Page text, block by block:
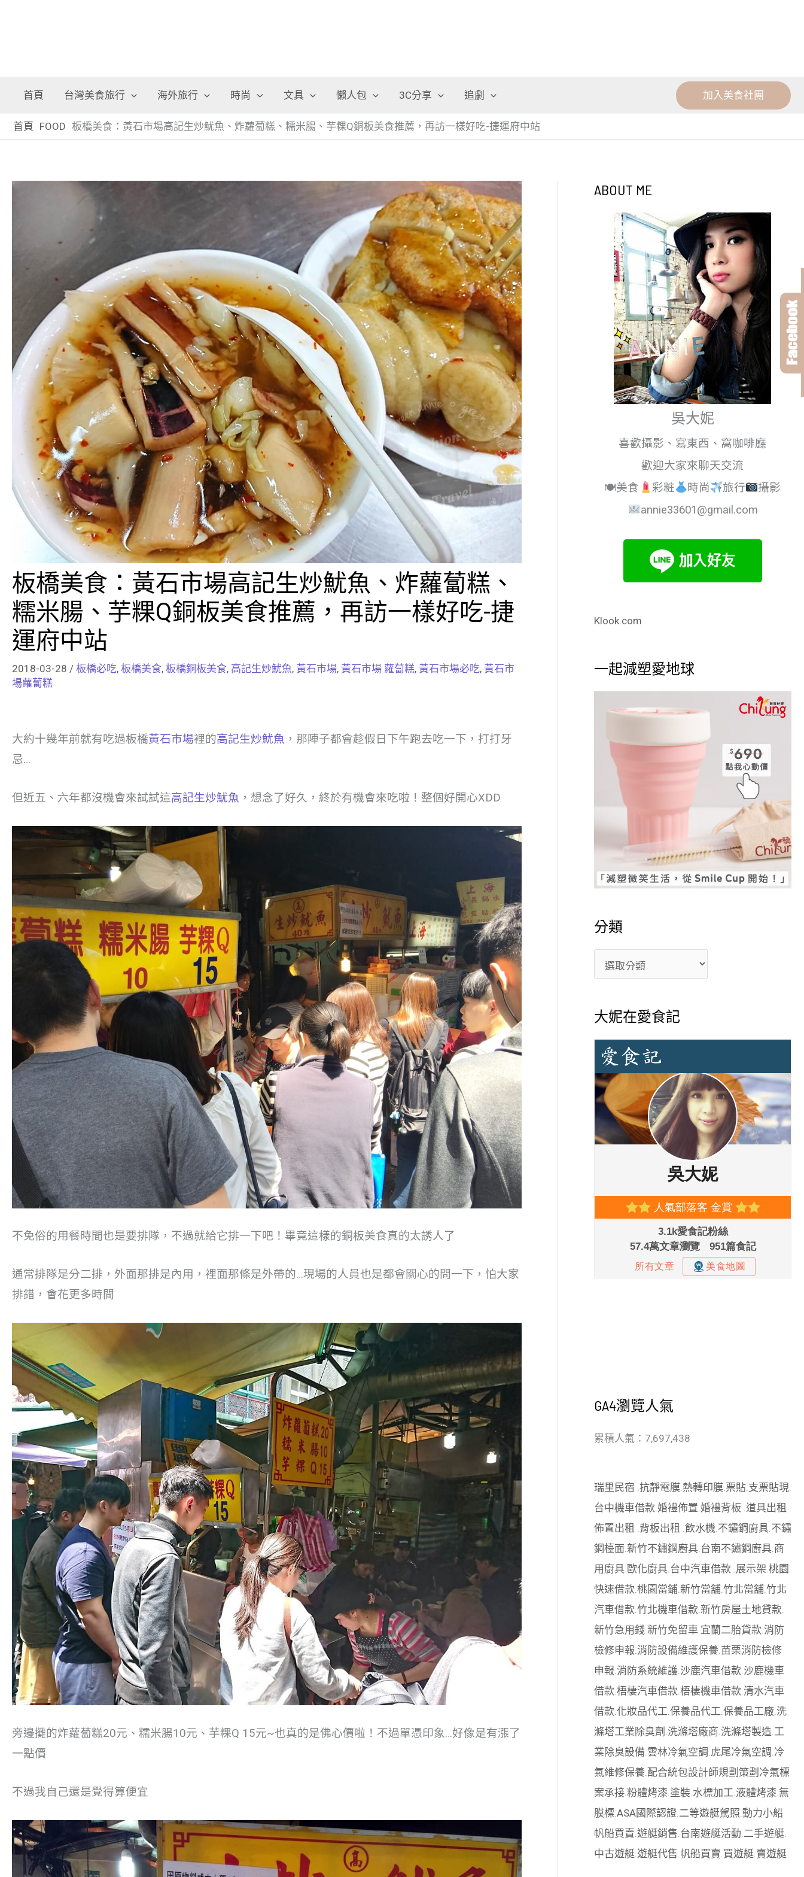
首頁 台灣美食旅行 海外旅行 時尚 文具 懶人包 3C分享 追劇 加入美食社團
首頁 FOOD 板橋美食：黃石市場高記生炒魷魚、炸蘿蔔糕、糯米腸、芋粿Q銅板美食推薦，再訪一樣好吃-捷運府中站
板橋美食：黃石市場高記生炒魷魚、炸蘿蔔糕、
糯米腸、芋粿Q銅板美食推薦，再訪一樣好吃-捷
運府中站
2018-03-28 / 板橋必吃, 板橋美食, 板橋銅板美食, 高記生炒魷魚, 黃石市場, 黃石市場 蘿蔔糕, 黃石市場必吃, 黃石市
場蘿蔔糕
大約十幾年前就有吃過板橋黃石市場裡的高記生炒魷魚 ，那陣子都會趁假日下午跑去吃一下，打打牙
忌…
但近五、六年都沒機會來試試這高記生炒魷魚 ，想念了好久，終於有機會來吃啦！整個好開心XDD
不免俗的用餐時間也是要排隊，不過就給它排一下吧！畢竟這樣的銅板美食真的太誘人了
通常排隊是分二排，外面那排是內用，裡面那條是外帶的…現場的人員也是都會關心的問一下，怕大家
排錯，會花更多時間
旁邊攤的炸蘿蔔糕20元、糯米腸10元、芋粿Q 15元~也真的是佛心價啦！不過單憑印象…好像是有漲了
一點價
不過我自己還是覺得算便宜
ABOUT ME
吳大妮
喜歡攝影、寫東西、窩咖啡廳
歡迎大家來聊天交流
🍽美食
彩粧 時尚 旅行
攝影
annie33601@gmail.com
Klook.com
一起減塑愛地球
分類
大妮在愛食記
GA4瀏覽人氣
累積人氣：7,697,438
瑞里民宿 抗靜電膜. 熱轉印膜. 票貼. 支票貼現
台中機車借款 婚禮佈置 婚禮背板 道具出租
佈置出租 背板出租 飲水機 不鏽鋼廚具. 不鏽
鋼檯面 新竹不鏽鋼廚具. 台南不鏽鋼廚具. 商
用廚具. 歐化廚具. 台中汽車借款 展示架 桃園
快速借款 桃園當鋪. 新竹當舖. 竹北當舖. 竹北
汽車借款 竹北機車借款 新竹房屋土地貸款
新竹急用錢. 新竹免留車. 宜蘭二胎貸款 消防
檢修申報 消防設備維護保養 苗栗消防檢修
申報 消防系統維護. 沙鹿汽車借款 沙鹿機車
借款 梧棲汽車借款 梧棲機車借款 清水汽車
借款 化妝品代工 保養品代工 保養品工廠. 洗
滌塔工業除臭劑 洗滌塔廠商 洗滌塔製造 工
業除臭設備 雲林冷氣空調 虎尾冷氣空調 冷
氣維修保養 配合統包設計師規劃策劃 冷氣標
案承接. 粉體烤漆 塗裝 水標加工 液體烤漆 無
膜標 ASA國際認證. 二等遊艇駕照 動力小船
帆船買賣 遊艇銷售 台南遊艇活動 二手遊艇.
中古遊艇. 遊艇代售 帆船買賣 買遊艇. 賣遊艇